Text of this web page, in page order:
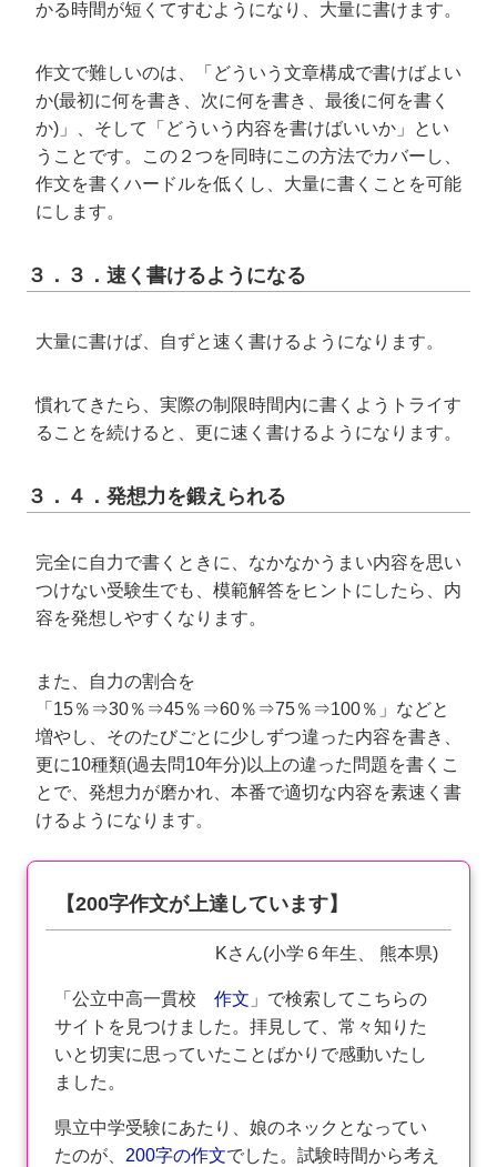
かる時間が短くてすむようになり、大量に書けます。
作文で難しいのは、「どういう文章構成で書けばよい
か(最初に何を書き、次に何を書き、最後に何を書く
か)」、そして「どういう内容を書けばいいか」とい
うことです。この２つを同時にこの方法でカバーし、
作文を書くハードルを低くし、大量に書くことを可能
にします。
３．３．速く書けるようになる
大量に書けば、自ずと速く書けるようになります。
慣れてきたら、実際の制限時間内に書くようトライす
ることを続けると、更に速く書けるようになります。
３．４．発想力を鍛えられる
完全に自力で書くときに、なかなかうまい内容を思い
つけない受験生でも、模範解答をヒントにしたら、内
容を発想しやすくなります。
また、自力の割合を
「15％⇒30％⇒45％⇒60％⇒75％⇒100％」などと
増やし、そのたびごとに少しずつ違った内容を書き、
更に10種類(過去問10年分)以上の違った問題を書くこ
とで、発想力が磨かれ、本番で適切な内容を素速く書
けるようになります。
【200字作文が上達しています】
Kさん(小学６年生、 熊本県)
「公立中高一貫校 作文 」で検索してこちらの
サイトを見つけました。拝見して、常々知りた
いと切実に思っていたことばかりで感動いたし
ました。
県立中学受験にあたり、娘のネックとなってい
たのが、 200字の作文でした。試験時間から考え